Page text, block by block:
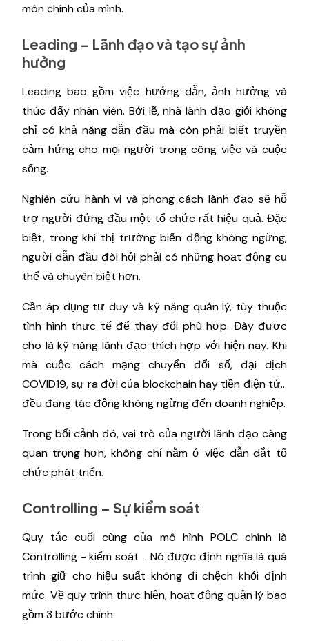
môn chính của mình.
Leading – Lãnh đạo và tạo sự ảnh
hưởng
Leading bao gồm việc hướng dẫn, ảnh hưởng và
thúc đẩy nhân viên. Bởi lẽ, nhà lãnh đạo giỏi không
chỉ có khả năng dẫn đầu mà còn phải biết truyền
cảm hứng cho mọi người trong công việc và cuộc
sống.
Nghiên cứu hành vi và phong cách lãnh đạo sẽ hỗ
trợ người đứng đầu một tổ chức rất hiệu quả. Đặc
biệt, trong khi thị trường biến động không ngừng,
người dẫn đầu đòi hỏi phải có những hoạt động cụ
thể và chuyên biệt hơn.
Cần áp dụng tư duy và kỹ năng quản lý, tùy thuộc
tình hình thực tế để thay đổi phù hợp. Đây được
cho là kỹ năng lãnh đạo thích hợp với hiện nay. Khi
mà cuộc cách mạng chuyển đổi số, đại dịch
COVID19, sự ra đời của blockchain hay tiền điện tử…
đều đang tác động không ngừng đến doanh nghiệp.
Trong bối cảnh đó, vai trò của người lãnh đạo càng
quan trọng hơn, không chỉ nằm ở việc dẫn dắt tổ
chức phát triển.
Controlling – Sự kiểm soát
Quy tắc cuối cùng của mô hình POLC chính là
Controlling - kiểm soát . Nó được định nghĩa là quá
trình giữ cho hiệu suất không đi chệch khỏi định
mức. Về quy trình thực hiện, hoạt động quản lý bao
gồm 3 bước chính: